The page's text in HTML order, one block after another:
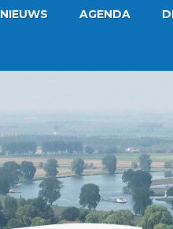
NIEUWS AGENDA